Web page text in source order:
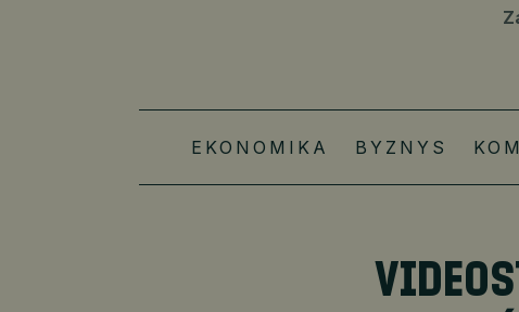
EKONOMIKA BYZNYS